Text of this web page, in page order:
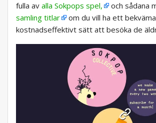
fulla av alla Sokpops spel, och sådana
samling titlar
om du vill ha ett
kostnadseffektivt sätt att besöka de